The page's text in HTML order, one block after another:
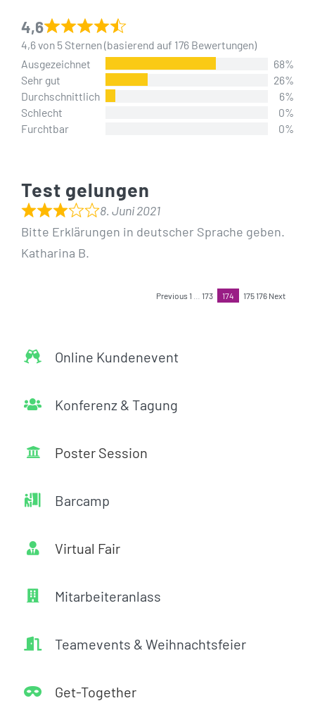
4,6
4,6 von 5 Sternen (basierend auf 176 Bewertungen)
Ausgezeichnet
68%
Sehr gut
26%
Durchschnittlich
6%
Schlecht
0%
Furchtbar
0%
Test gelungen
8. Juni 2021
Bitte Erklärungen in deutscher Sprache geben.
Katharina B.
Navigation
Reviews
Previous Seite
1 Seite
173 Seite
174 Seite
175 Seite
176 Next
Online Kundenevent
Konferenz & Tagung
Poster Session
Barcamp
Virtual Fair
Mitarbeiteranlass
Teamevents & Weihnachtsfeier
Get-Together